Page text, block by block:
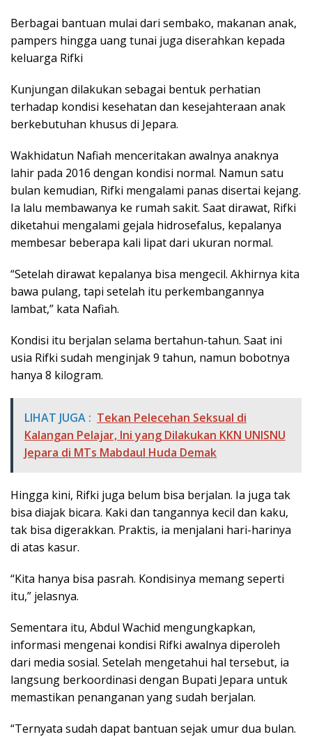
Berbagai bantuan mulai dari sembako, makanan anak,
pampers hingga uang tunai juga diserahkan kepada
keluarga Rifki
Kunjungan dilakukan sebagai bentuk perhatian
terhadap kondisi kesehatan dan kesejahteraan anak
berkebutuhan khusus di Jepara.
Wakhidatun Nafiah menceritakan awalnya anaknya
lahir pada 2016 dengan kondisi normal. Namun satu
bulan kemudian, Rifki mengalami panas disertai kejang.
Ia lalu membawanya ke rumah sakit. Saat dirawat, Rifki
diketahui mengalami gejala hidrosefalus, kepalanya
membesar beberapa kali lipat dari ukuran normal.
“Setelah dirawat kepalanya bisa mengecil. Akhirnya kita
bawa pulang, tapi setelah itu perkembangannya
lambat,” kata Nafiah.
Kondisi itu berjalan selama bertahun-tahun. Saat ini
usia Rifki sudah menginjak 9 tahun, namun bobotnya
hanya 8 kilogram.
LIHAT JUGA : Tekan Pelecehan Seksual di
Kalangan Pelajar, Ini yang Dilakukan KKN UNISNU
Jepara di MTs Mabdaul Huda Demak
Hingga kini, Rifki juga belum bisa berjalan. Ia juga tak
bisa diajak bicara. Kaki dan tangannya kecil dan kaku,
tak bisa digerakkan. Praktis, ia menjalani hari-harinya
di atas kasur.
“Kita hanya bisa pasrah. Kondisinya memang seperti
itu,” jelasnya.
Sementara itu, Abdul Wachid mengungkapkan,
informasi mengenai kondisi Rifki awalnya diperoleh
dari media sosial. Setelah mengetahui hal tersebut, ia
langsung berkoordinasi dengan Bupati Jepara untuk
memastikan penanganan yang sudah berjalan.
“Ternyata sudah dapat bantuan sejak umur dua bulan.